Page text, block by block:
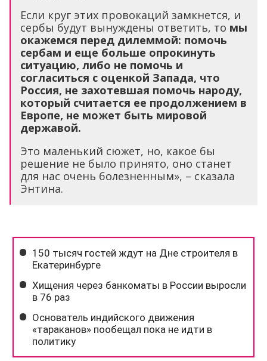
Если круг этих провокаций замкнется, и
сербы будут вынуждены ответить, то мы
окажемся перед дилеммой: помочь
сербам и еще больше опрокинуть
ситуацию, либо не помочь и
согласиться с оценкой Запада, что
Россия, не захотевшая помочь народу,
который считается ее продолжением в
Европе, не может быть мировой
державой.
Это маленький сюжет, но, какое бы
решение не было принято, оно станет
для нас очень болезненным», – сказала
Энтина.